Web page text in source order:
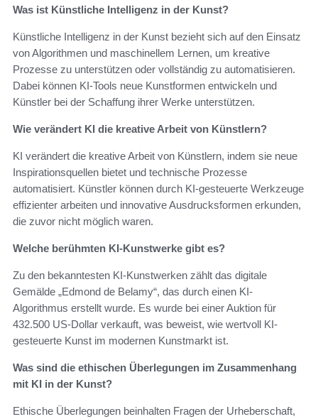
Was ist Künstliche Intelligenz in der Kunst?
Künstliche Intelligenz in der Kunst bezieht sich auf den Einsatz
von Algorithmen und maschinellem Lernen, um kreative
Prozesse zu unterstützen oder vollständig zu automatisieren.
Dabei können KI-Tools neue Kunstformen entwickeln und
Künstler bei der Schaffung ihrer Werke unterstützen.
Wie verändert KI die kreative Arbeit von Künstlern?
KI verändert die kreative Arbeit von Künstlern, indem sie neue
Inspirationsquellen bietet und technische Prozesse
automatisiert. Künstler können durch KI-gesteuerte Werkzeuge
effizienter arbeiten und innovative Ausdrucksformen erkunden,
die zuvor nicht möglich waren.
Welche berühmten KI-Kunstwerke gibt es?
Zu den bekanntesten KI-Kunstwerken zählt das digitale
Gemälde „Edmond de Belamy“, das durch einen KI-
Algorithmus erstellt wurde. Es wurde bei einer Auktion für
432.500 US-Dollar verkauft, was beweist, wie wertvoll KI-
gesteuerte Kunst im modernen Kunstmarkt ist.
Was sind die ethischen Überlegungen im Zusammenhang
mit KI in der Kunst?
Ethische Überlegungen beinhalten Fragen der Urheberschaft,